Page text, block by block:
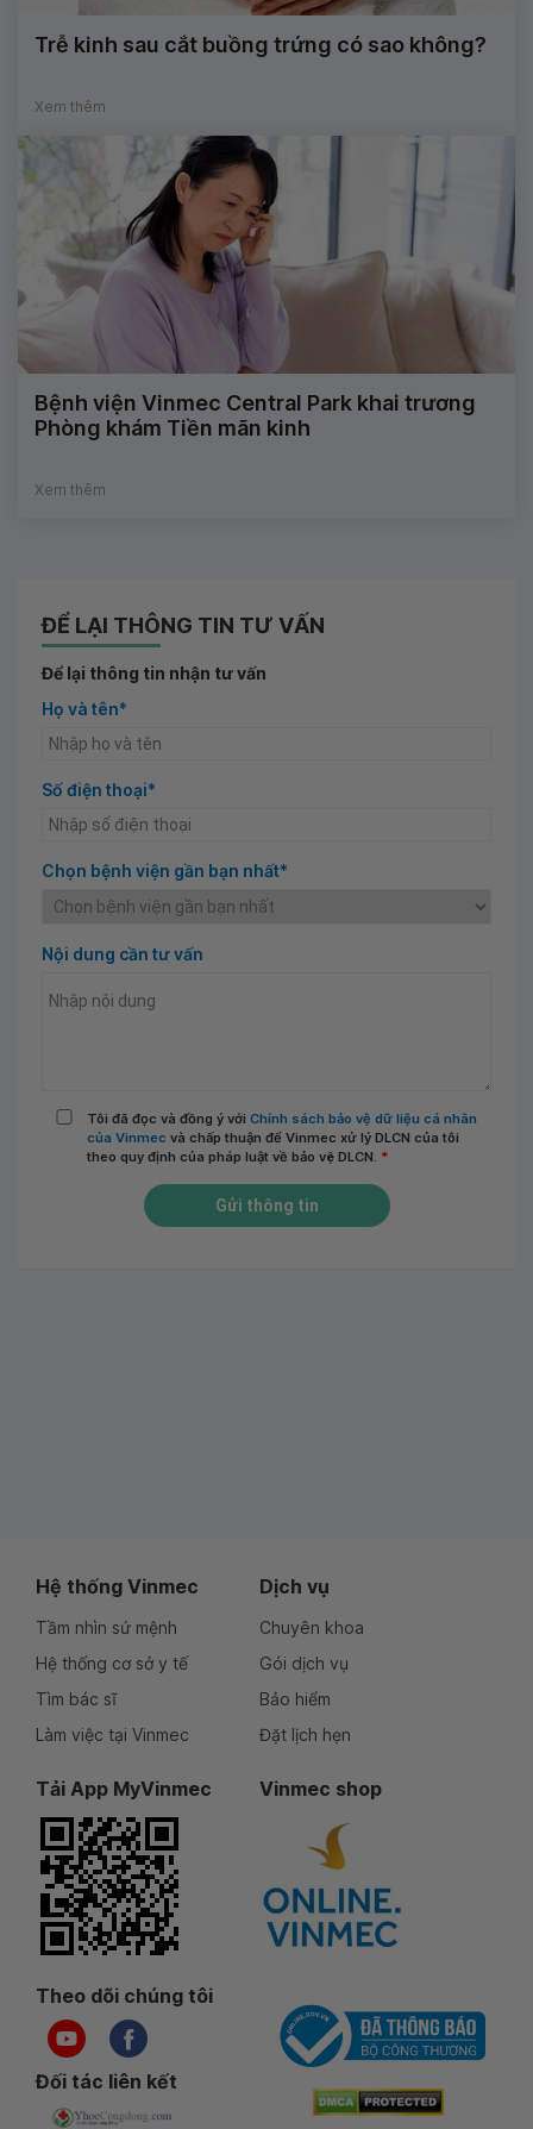
Trễ kinh sau cắt buồng trứng có sao không?
Xem thêm
Bệnh viện Vinmec Central Park khai trương
Phòng khám Tiền mãn kinh
Xem thêm
ĐỂ LẠI THÔNG TIN TƯ VẤN
Để lại thông tin nhận tư vấn
Họ và tên*
Số điện thoại*
Chọn bệnh viện gần bạn nhất*
Nội dung cần tư vấn
Tôi đã đọc và đồng ý với Chính sách bảo vệ dữ liệu cá nhân
của Vinmec và chấp thuận để Vinmec xử lý DLCN của tôi
theo quy định của pháp luật về bảo vệ DLCN. *
Gửi thông tin
Hệ thống Vinmec
Tầm nhìn sứ mệnh
Hệ thống cơ sở y tế
Tìm bác sĩ
Làm việc tại Vinmec
Dịch vụ
Chuyên khoa
Gói dịch vụ
Bảo hiểm
Đặt lịch hẹn
Tải App MyVinmec Vinmec shop
Theo dõi chúng tôi
Đối tác liên kết